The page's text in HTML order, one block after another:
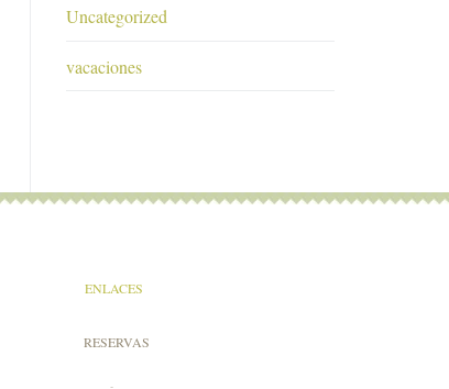
Uncategorized
vacaciones
ENLACES
RESERVAS